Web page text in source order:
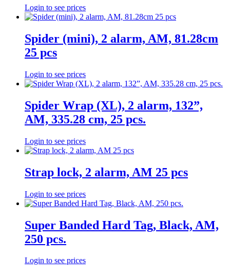
Login to see prices
Spider (mini), 2 alarm, AM, 81.28cm
25 pcs
Login to see prices
Spider Wrap (XL), 2 alarm, 132”,
AM, 335.28 cm, 25 pcs.
Login to see prices
Strap lock, 2 alarm, AM 25 pcs
Login to see prices
Super Banded Hard Tag, Black, AM,
250 pcs.
Login to see prices